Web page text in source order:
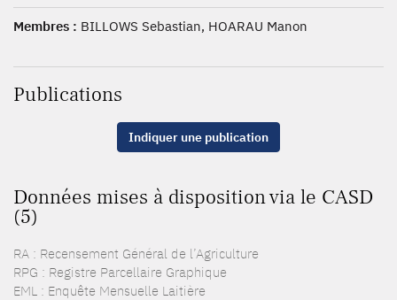
Membres : BILLOWS Sebastian, HOARAU Manon
Publications
Indiquer une publication
Données mises à disposition via le CASD
(5)
RA : Recensement Général de l’Agriculture
RPG : Registre Parcellaire Graphique
EML : Enquête Mensuelle Laitière